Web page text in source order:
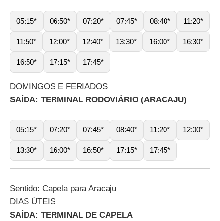
05:15* 06:50* 07:20* 07:45* 08:40* 11:20*
11:50* 12:00* 12:40* 13:30* 16:00* 16:30*
16:50* 17:15* 17:45*
DOMINGOS E FERIADOS
SAÍDA: TERMINAL RODOVIÁRIO (ARACAJU)
05:15* 07:20* 07:45* 08:40* 11:20* 12:00*
13:30* 16:00* 16:50* 17:15* 17:45*
Sentido: Capela para Aracaju
DIAS ÚTEIS
SAÍDA: TERMINAL DE CAPELA